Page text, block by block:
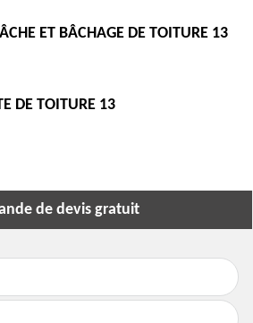
ET BÂCHAGE DE TOITURE 13
DE TOITURE 13
de devis gratuit